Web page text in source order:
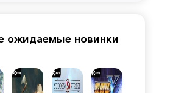
ожидаемые новинки